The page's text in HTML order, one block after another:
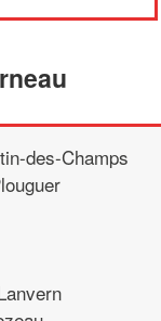
des-Champs